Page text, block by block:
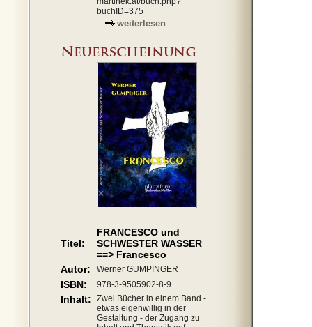
buchID=375
weiterlesen
Titel:
FRANCESCO und
SCHWESTER WASSER
==> Francesco
Autor:
Werner GUMPINGER
ISBN: 978-3-9505902-8-9
Inhalt:
Zwei Bücher in einem Band -
etwas eigenwillig in der
Gestaltung - der Zugang zu